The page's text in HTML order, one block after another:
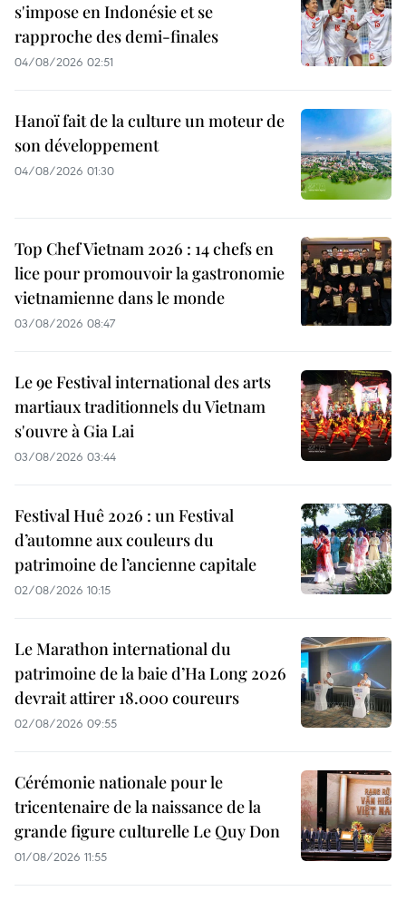
s'impose en Indonésie et se
rapproche des demi-finales
04/08/2026 02:51
Hanoï fait de la culture un moteur de
son développement
04/08/2026 01:30
Top Chef Vietnam 2026 : 14 chefs en
lice pour promouvoir la gastronomie
vietnamienne dans le monde
03/08/2026 08:47
Le 9e Festival international des arts
martiaux traditionnels du Vietnam
s'ouvre à Gia Lai
03/08/2026 03:44
Festival Huê 2026 : un Festival
d’automne aux couleurs du
patrimoine de l’ancienne capitale
02/08/2026 10:15
Le Marathon international du
patrimoine de la baie d’Ha Long 2026
devrait attirer 18.000 coureurs
02/08/2026 09:55
Cérémonie nationale pour le
tricentenaire de la naissance de la
grande figure culturelle Le Quy Don
01/08/2026 11:55